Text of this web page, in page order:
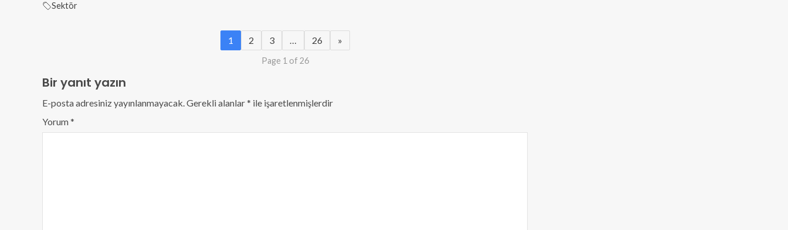
Sektör
1 2 3 … 26 »
Page 1 of 26
Bir yanıt yazın
E-posta adresiniz yayınlanmayacak.Gerekli alanlar* ile işaretlenmişlerdir
Yorum*